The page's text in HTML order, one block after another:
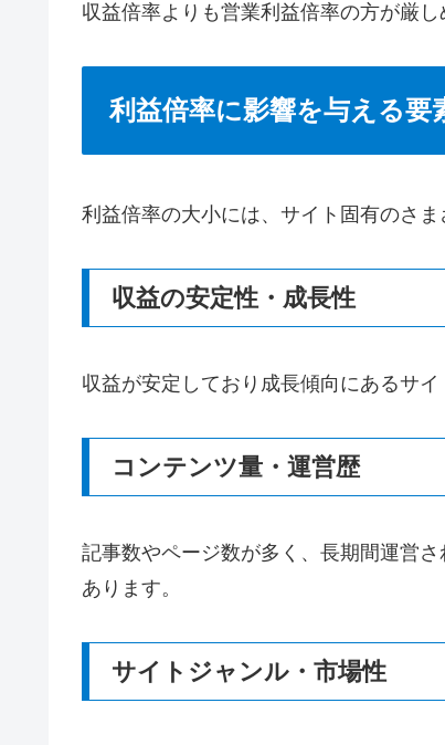
収益倍率よりも営業利益倍率の方が厳
利益倍率に影響を与える要
利益倍率の大小には、サイト固有のさ
収益の安定性・成長性
収益が安定しており成長傾向にあるサ
コンテンツ量・運営歴
記事数やページ数が多く、長期間運営
あります。
サイトジャンル・市場性